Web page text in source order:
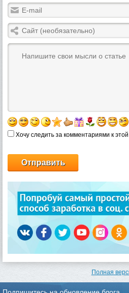
Хочу следить за комментариями к этой
Полная